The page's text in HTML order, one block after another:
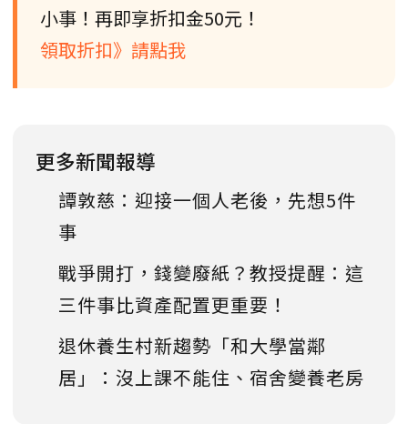
小事！再即享折扣金50元！
領取折扣》請點我
更多新聞報導
譚敦慈：迎接一個人老後，先想5件
事
戰爭開打，錢變廢紙？教授提醒：這
三件事比資產配置更重要！
退休養生村新趨勢「和大學當鄰
居」：沒上課不能住、宿舍變養老房